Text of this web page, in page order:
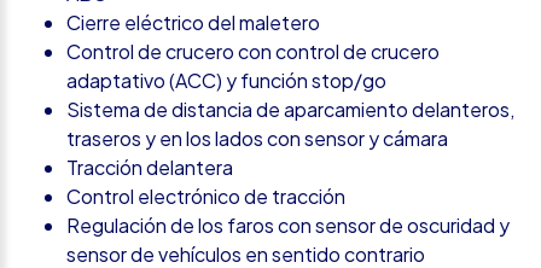
Cierre eléctrico del maletero
Control de crucero con control de crucero
adaptativo (ACC) y función stop/go
Sistema de distancia de aparcamiento delanteros,
traseros y en los lados con sensor y cámara
Tracción delantera
Control electrónico de tracción
Regulación de los faros con sensor de oscuridad y
sensor de vehículos en sentido contrario